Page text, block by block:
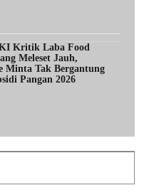
Kritik Laba Food
Meleset Jauh,
Minta Tak Bergantung
Pangan 2026